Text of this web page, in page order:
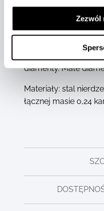
Zezwól
kreatywności i
zabawne,
tańczące
szkłami pobudzają
diamenty. Małe
Materiały: stal
łącznej masie 0,24